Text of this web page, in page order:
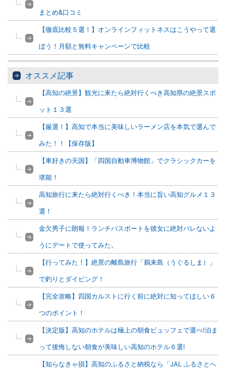
まとめ&口コミ
【徹底比較５選！】オンラインフィットネスはこうやって選
ぼう！月額と無料キャンペーンで比較
オススメ記事
【高知の絶景】観光に来たら絶対行くべき高知県の絶景スポ
ット１３選
【厳選！】高知で本当に美味しいラーメン店を本気で選んで
みた！！【保存版】
【車好きの天国】「四国自動車博物館」でクラシックカーを
堪能！
高知旅行に来たら絶対行くべき！本当に旨い高知グルメ１３
選！
金欠男子に朗報！ランチパスポートを彼女に絶対バレないよ
うにデートで使ってみた。
【行ってみた！】絶景の離島旅行「鵜来島（うぐるしま）」
で釣りとダイビング！
【完全攻略】四国カルストに行く前に絶対に知ってほしい６
つのポイント！
【決定版】高知のホテルは極上の朝食ビュッフェで選べ!泊ま
って後悔しない朝食が美味しい高知のホテル６選!
【知らなきゃ損】高知のふるさと納税なら「JAL ふるさとへ